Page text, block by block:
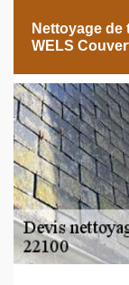
Nettoyage
WELS